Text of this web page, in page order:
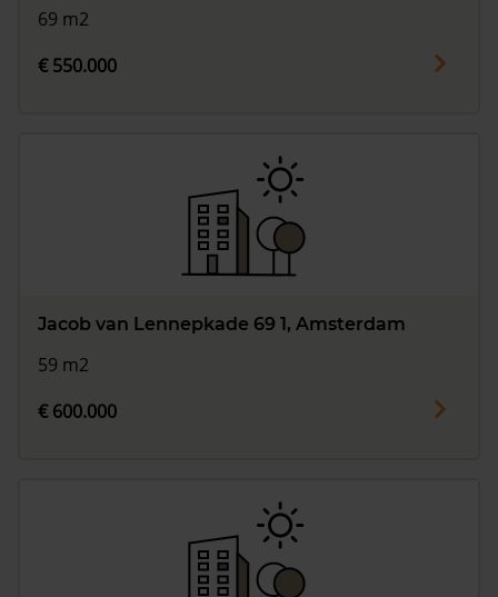
69 m2
€ 550.000
Jacob van Lennepkade 69 1, Amsterdam
59 m2
€ 600.000